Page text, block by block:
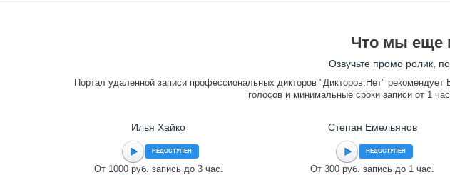
Что мы еще
Озвучьте промо ролик,
Портал удаленной записи профессиональных дикторов "Дикторов.Нет"
голосов и минимальные сроки записи от 1
Илья Хайко
НЕДОСТУПЕН
От 1000 руб. запись до 3 час.
Степан Емельянов
НЕДОСТУПЕН
От 300 руб. запись до 1 час.